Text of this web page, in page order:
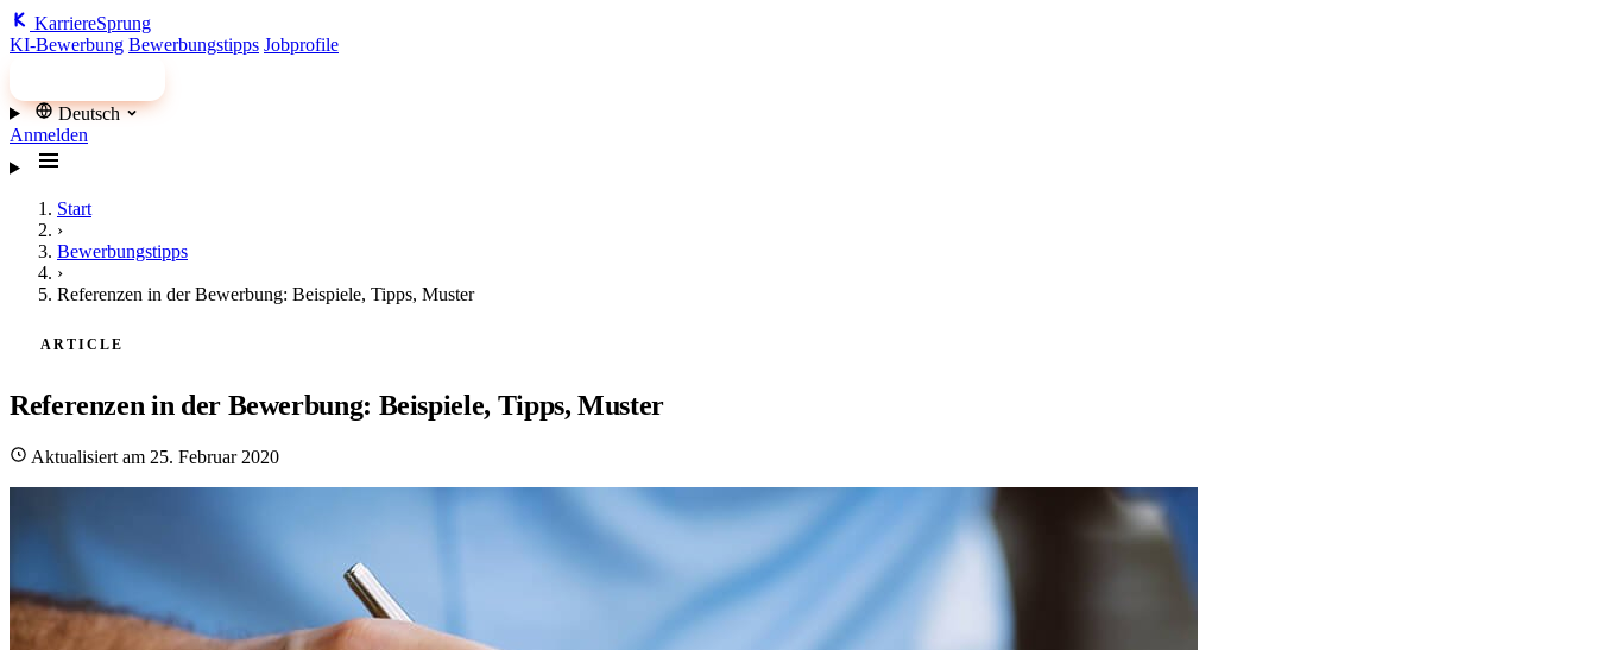
KarriereSprung
KI-Bewerbung Bewerbungstipps Jobprofile
Deutsch
Anmelden
Start
›
Bewerbungstipps
›
Referenzen in der Bewerbung: Beispiele, Tipps, Muster
ARTICLE
Referenzen in der Bewerbung: Beispiele, Tipps, Muster
Aktualisiert am 25. Februar 2020